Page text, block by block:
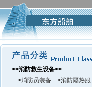
>>消防救生设备<<
>消防员装备 >消防隔热服